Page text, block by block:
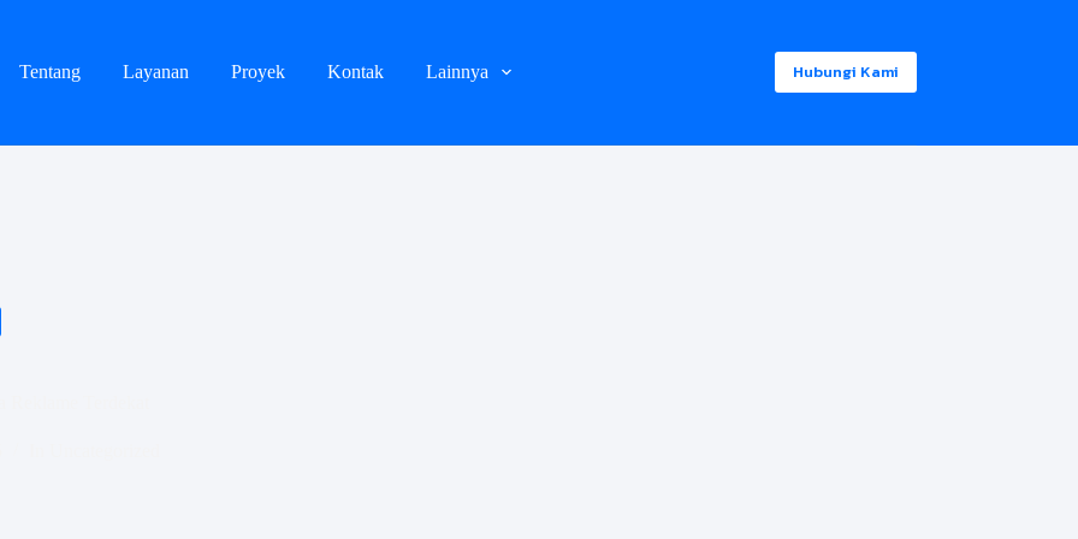
Tentang Layanan Proyek Kontak Lainnya Hubungi Kami